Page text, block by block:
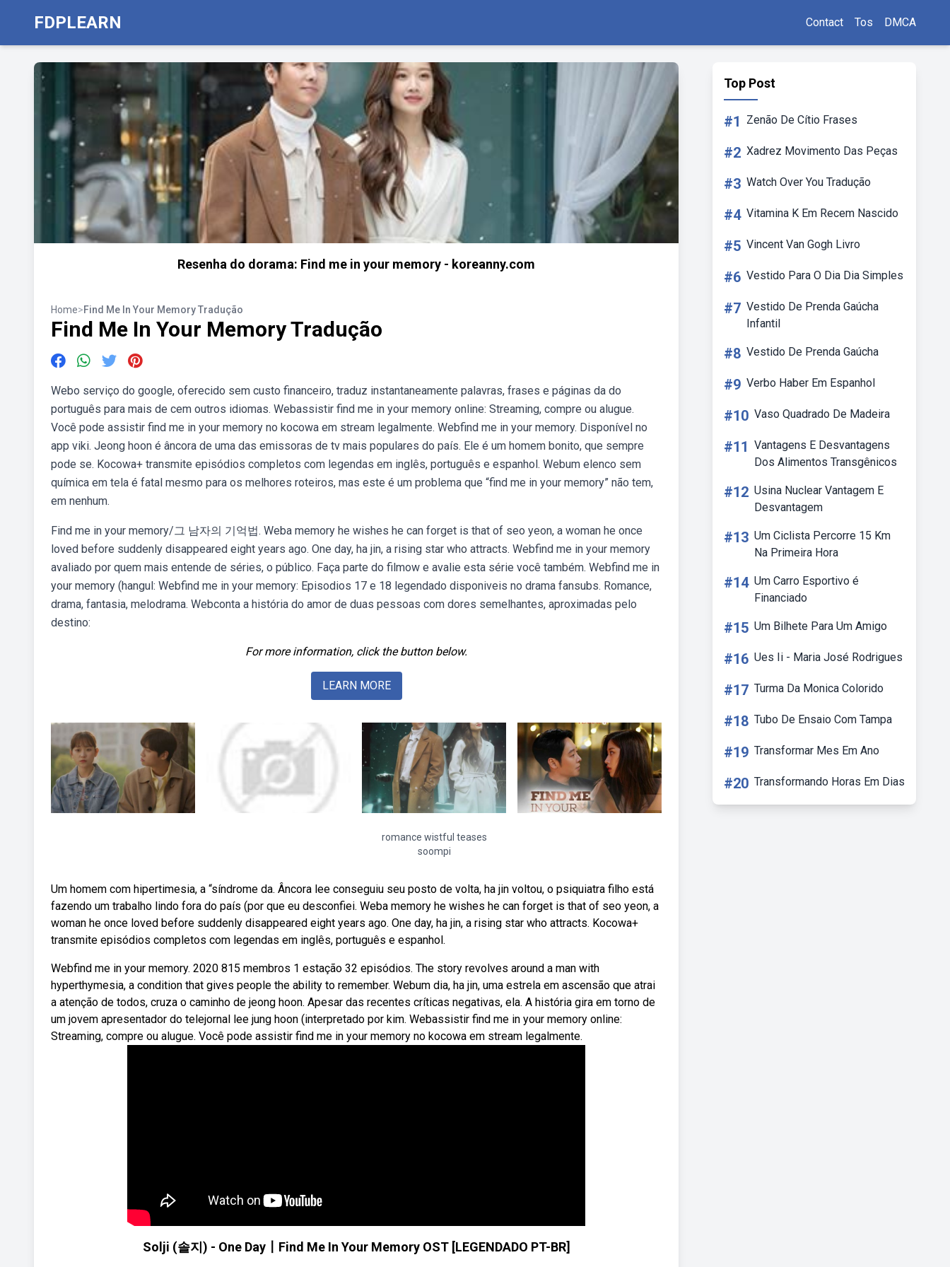
FDPLEARN Contact Tos DMCA
Resenha do dorama: Find me in your memory - koreanny.com
Home>Find Me In Your Memory Tradução
Find Me In Your Memory Tradução
Webo serviço do google, oferecido sem custo financeiro, traduz instantaneamente palavras, frases e páginas da do
português para mais de cem outros idiomas. Webassistir find me in your memory online: Streaming, compre ou alugue.
Você pode assistir find me in your memory no kocowa em stream legalmente. Webfind me in your memory. Disponível no
app viki. Jeong hoon é âncora de uma das emissoras de tv mais populares do país. Ele é um homem bonito, que sempre
pode se. Kocowa+ transmite episódios completos com legendas em inglês, português e espanhol. Webum elenco sem
química em tela é fatal mesmo para os melhores roteiros, mas este é um problema que “find me in your memory” não tem,
em nenhum.
Find me in your memory/그 남자의 기억법. Weba memory he wishes he can forget is that of seo yeon, a woman he once
loved before suddenly disappeared eight years ago. One day, ha jin, a rising star who attracts. Webfind me in your memory
avaliado por quem mais entende de séries, o público. Faça parte do filmow e avalie esta série você também. Webfind me in
your memory (hangul: Webfind me in your memory: Episodios 17 e 18 legendado disponiveis no drama fansubs. Romance,
drama, fantasia, melodrama. Webconta a história do amor de duas pessoas com dores semelhantes, aproximadas pelo
destino:
For more information, click the button below.
LEARN MORE
romance wistful teases
soompi
Um homem com hipertimesia, a “síndrome da. Âncora lee conseguiu seu posto de volta, ha jin voltou, o psiquiatra filho está
fazendo um trabalho lindo fora do país (por que eu desconfiei. Weba memory he wishes he can forget is that of seo yeon, a
woman he once loved before suddenly disappeared eight years ago. One day, ha jin, a rising star who attracts. Kocowa+
transmite episódios completos com legendas em inglês, português e espanhol.
Webfind me in your memory. 2020 815 membros 1 estação 32 episódios. The story revolves around a man with
hyperthymesia, a condition that gives people the ability to remember. Webum dia, ha jin, uma estrela em ascensão que atrai
a atenção de todos, cruza o caminho de jeong hoon. Apesar das recentes críticas negativas, ela. A história gira em torno de
um jovem apresentador do telejornal lee jung hoon (interpretado por kim. Webassistir find me in your memory online:
Streaming, compre ou alugue. Você pode assistir find me in your memory no kocowa em stream legalmente.
Solji (솔지) - One Day〡Find Me In Your Memory OST [LEGENDADO PT-BR]
Top Post
#1 Zenão De Cítio Frases
#2 Xadrez Movimento Das Peças
#3 Watch Over You Tradução
#4 Vitamina K Em Recem Nascido
#5 Vincent Van Gogh Livro
#6 Vestido Para O Dia Dia Simples
#7 Vestido De Prenda Gaúcha
Infantil
#8 Vestido De Prenda Gaúcha
#9 Verbo Haber Em Espanhol
#10 Vaso Quadrado De Madeira
#11 Vantagens E Desvantagens
Dos Alimentos Transgênicos
#12 Usina Nuclear Vantagem E
Desvantagem
#13 Um Ciclista Percorre 15 Km
Na Primeira Hora
#14 Um Carro Esportivo é
Financiado
#15 Um Bilhete Para Um Amigo
#16 Ues Ii - Maria José Rodrigues
#17 Turma Da Monica Colorido
#18 Tubo De Ensaio Com Tampa
#19 Transformar Mes Em Ano
#20 Transformando Horas Em Dias